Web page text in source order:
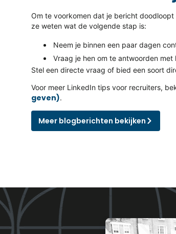
Om te voorkomen dat je bericht
ze weten wat de volgende stap is:
Neem je binnen een paar dagen
Vraag je hen om te antwoorden
Stel een directe vraag of bied een soort
Voor meer LinkedIn tips voor recruiters,
geven).
Meer blogberichten bekijken